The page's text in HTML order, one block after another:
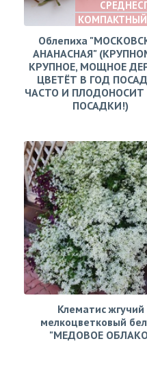
Облепиха
АНАНАСНАЯ"
КРУПНОЕ, МОЩНОЕ
ЦВЕТЁТ В ГОД
ЧАСТО И ПЛОДОНОСИТ
ПОСАДКИ!)
Клематис жгучий
мелкоцветковый
"МЕДОВОЕ